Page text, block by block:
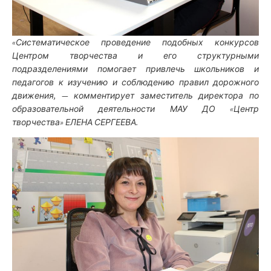
«Систематическое проведение подобных конкурсов
Центром творчества и его структурными
подразделениями помогает привлечь школьников и
педагогов к изучению и соблюдению правил дорожного
движения, — комментирует заместитель директора по
образовательной деятельности МАУ ДО «Центр
творчества» ЕЛЕНА СЕРГЕЕВА.